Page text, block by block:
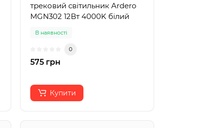
трековий світильник Ardero
MGN302 12Вт 4000K білий
В наявності
0
575 грн
Купити